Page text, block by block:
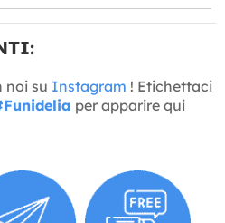
noi su Instagram ! Etichettaci
per apparire qui